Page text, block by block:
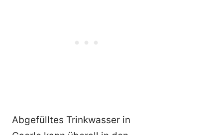
Abgefülltes Trinkwasser in